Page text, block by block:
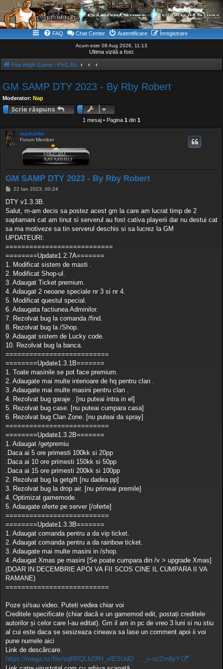
FAQ Chat Center Autentificare Înregistrare
Acum este 08 Aug 2026, 11:13
Ultima vizită a fost:
Fire High Game - FhG.Ro
GM SAMP DTY 2023 - By Rby Robert
Moderator: Nap
Scrie răspuns
1 mesaj • Pagina 1 din 1
markonfm
Forum Member
GM SAMP DTY 2023 - By Rby Robert
M
s
j
22 Ian 2023, 00:24
DTY v1.3.3B.
Salut, m-am decis sa postez acest gm la care am lucrat timp de 2
saptamani cat am tinut si serverul au fost cativa playerii dar nu destui cat
sa ma motiveze sa tin serverul deschis si sa lucrez la GM
UPDATEURI:
===========================
========Update1.2.7A=======
1. Modificat sistem de masti .
2. Modificat Shop-ul.
3. Adaugat Ticket premium.
4. Adaugat 2 neoane speciale nr 3 si nr 4.
5. Modificat questul special.
6. Adaugata factiunea Adminilor.
7. Rezolvat bug la comanda /find.
8. Rezolvat bug la /Shop.
9. Adaugat sistem de Lucky code.
10. Rezolvat bug la banca.
==========================
========Update1.3.1B=======
1. Toate masinile se pot face premium.
2. Adaugate mai multe interioare de hq pentru clan .
3. Adaugate mai multe masini pentru clan .
4. Rezolvat bug garaje . [nu puteai intra in el]
5. Rezolvat bug case. [nu puteai cumpara casa]
6. Rezolvat bug Clan Zone. [nu puteai da spray]
==========================
========Update1.3.2B=======
1. Adaugat /getpremiu
.Daca ai 5 ore primesti 100kk si 20pp
.Daca ai 10 ore primesti 150kk si 50pp
.Daca ai 15 ore primesti 200kk si 100pp
2. Rezolvat bug la getgift [nu dadea pp]
3. Rezolvat bug la drop air. [nu primeai premile]
4. Optimizat gamemode.
5. Adaugate oferte pe server [/oferte]
==========================
========Update1.3.3B=======
1. Adaugat comanda pentru a da vip ticket.
2. Adaugat comanda pentru a da rainbow ticket.
3. Adaugate mai multe masini in /shop.
4. Adaugat Xmas pe masini [Se poate cumpara din /v > upgrade Xmas]
(DOAR IN DECEMBRIE APOI VA FII SCOS CINE IL CUMPARA II VA
RAMANE)
==========================
Poze și/sau video. Puteti vedea chiar voi
Creditele specificate (chiar dacă e un gamemod edit, postați creditele
autorilor și celor care l-au editat). Gm il am in pc de vreo 3 luni si nu stiu
al cui este daca se sesizeaza cineava sa lase un comment apoi ii voi
pune numele aici
Link de descărcare.
https://mega.nz/file/sqRRQLbZ#H_xfESUdD ... _x-ozZm6yY